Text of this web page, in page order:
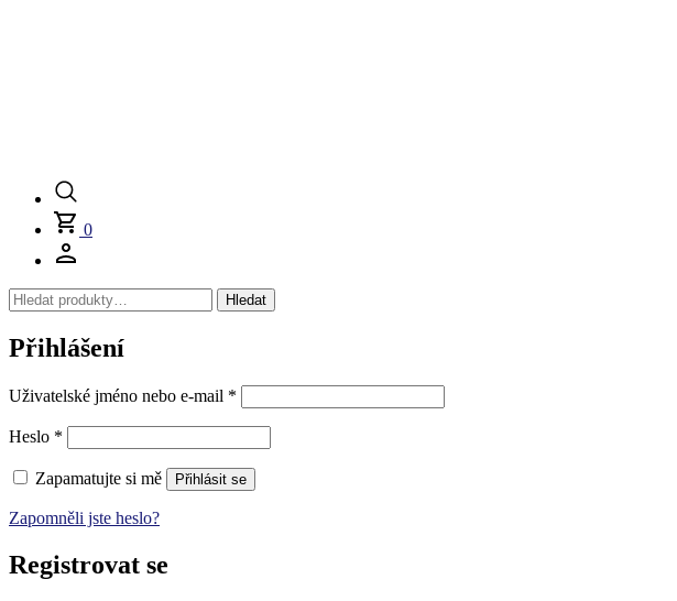
0
Hledat: Hledat
Přihlášení
Uživatelské jméno nebo e-mail *
Heslo *
Zapamatujte si mě Přihlásit se
Zapomněli jste heslo?
Registrovat se